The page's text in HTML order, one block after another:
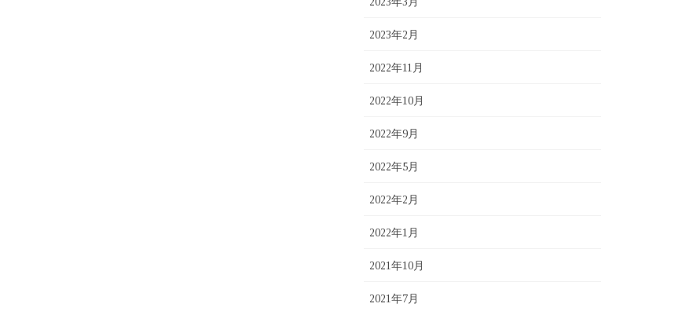
2023年2月
2022年11月
2022年10月
2022年9月
2022年5月
2022年2月
2022年1月
2021年10月
2021年7月